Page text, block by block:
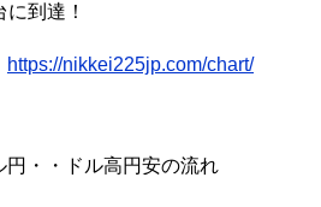
到達！
https://nikkei225jp.com/chart/
円・・ドル高円安の流れ